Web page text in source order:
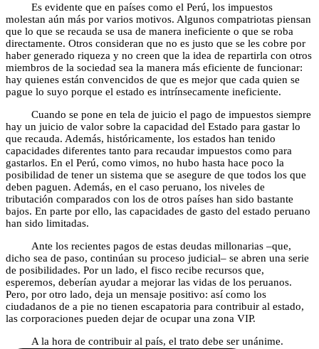
Es evidente que en países como el Perú, los impuestos
molestan aún más por varios motivos. Algunos compatriotas piensan
que lo que se recauda se usa de manera ineficiente o que se roba
directamente. Otros consideran que no es justo que se les cobre por
haber generado riqueza y no creen que la idea de repartirla con otros
miembros de la sociedad sea la manera más eficiente de funcionar:
hay quienes están convencidos de que es mejor que cada quien se
pague lo suyo porque el estado es intrínsecamente ineficiente.
Cuando se pone en tela de juicio el pago de impuestos siempre
hay un juicio de valor sobre la capacidad del Estado para gastar lo
que recauda. Además, históricamente, los estados han tenido
capacidades diferentes tanto para recaudar impuestos como para
gastarlos. En el Perú, como vimos, no hubo hasta hace poco la
posibilidad de tener un sistema que se asegure de que todos los que
deben paguen. Además, en el caso peruano, los niveles de
tributación comparados con los de otros países han sido bastante
bajos. En parte por ello, las capacidades de gasto del estado peruano
han sido limitadas.
Ante los recientes pagos de estas deudas millonarias –que,
dicho sea de paso, continúan su proceso judicial– se abren una serie
de posibilidades. Por un lado, el fisco recibe recursos que,
esperemos, deberían ayudar a mejorar las vidas de los peruanos.
Pero, por otro lado, deja un mensaje positivo: así como los
ciudadanos de a pie no tienen escapatoria para contribuir al estado,
las corporaciones pueden dejar de ocupar una zona VIP.
A la hora de contribuir al país, el trato debe ser unánime.